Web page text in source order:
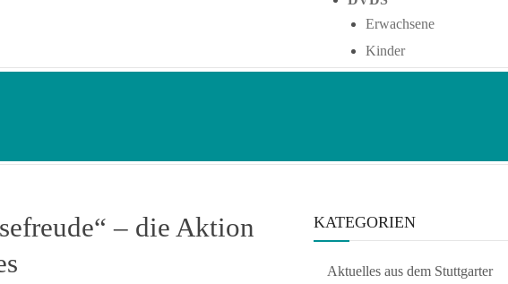
Erwachsene
Kinder
– die Aktion
KATEGORIEN
Aktuelles aus dem Stuttgarter